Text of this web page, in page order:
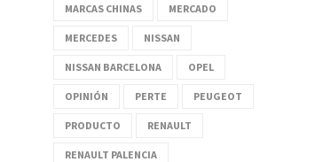
MARCAS CHINAS MERCADO
MERCEDES NISSAN
NISSAN BARCELONA OPEL
OPINIÓN PERTE PEUGEOT
PRODUCTO RENAULT
RENAULT PALENCIA